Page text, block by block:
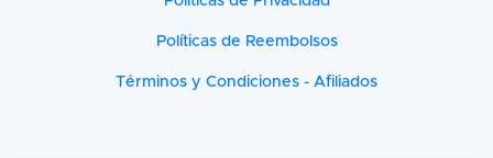
Políticas de Reembolsos
Términos y Condiciones - Afiliados